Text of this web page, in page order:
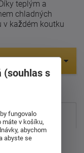
teplým a
chladných
každém koutku
(souhlas s
fungovalo
máte v košíku,
abychom
abyste se